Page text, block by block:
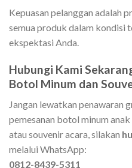
Kepuasan pelanggan adalah
semua produk dalam kondisi
ekspektasi Anda.
Hubungi Kami
Botol Minum dan
Jangan lewatkan penawaran
pemesanan botol minum
atau souvenir acara, silakan
melalui WhatsApp:
0812-8439-5311